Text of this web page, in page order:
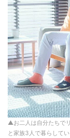
▲お二人は自分たちで
と家族3人で暮らして